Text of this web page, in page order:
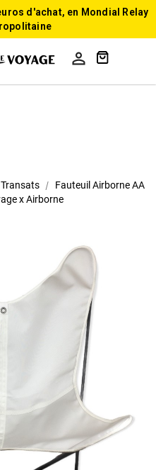
d'achat, en Mondial Relay

Transats
Fauteuil Airborne AA
x Airborne